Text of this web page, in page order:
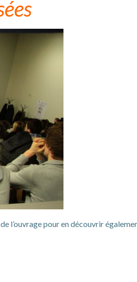
l’ouvrage pour en découvrir